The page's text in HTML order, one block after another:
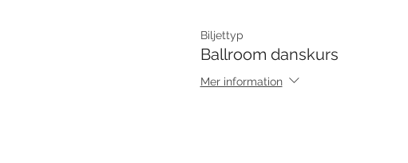
Biljettyp
Ballroom danskurs
Mer information